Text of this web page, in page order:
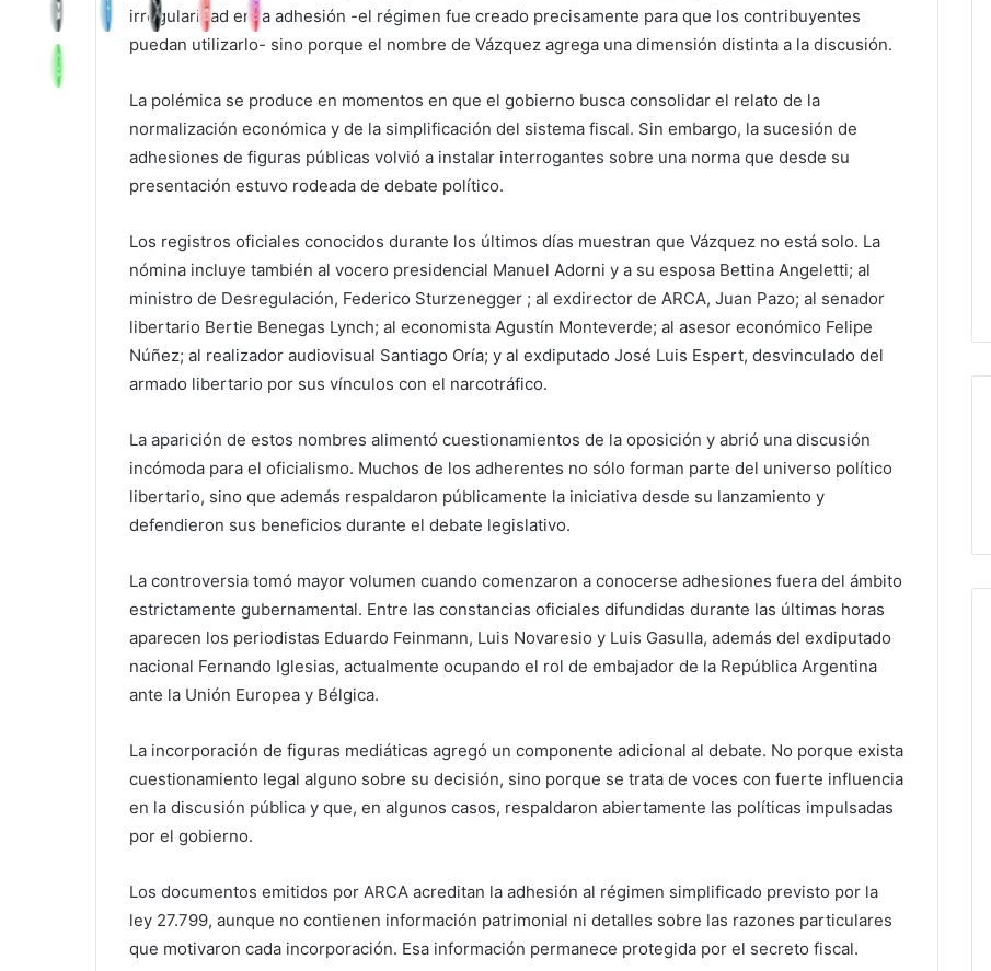
irregularidad en la adhesión -el régimen fue creado precisamente para que los contribuyentes
puedan utilizarlo- sino porque el nombre de Vázquez agrega una dimensión distinta a la discusión.
La polémica se produce en momentos en que el gobierno busca consolidar el relato de la
normalización económica y de la simplificación del sistema fiscal. Sin embargo, la sucesión de
adhesiones de figuras públicas volvió a instalar interrogantes sobre una norma que desde su
presentación estuvo rodeada de debate político.
Los registros oficiales conocidos durante los últimos días muestran que Vázquez no está solo. La
nómina incluye también al vocero presidencial Manuel Adorni y a su esposa Bettina Angeletti; al
ministro de Desregulación, Federico Sturzenegger ; al exdirector de ARCA, Juan Pazo; al senador
libertario Bertie Benegas Lynch; al economista Agustín Monteverde; al asesor económico Felipe
Núñez; al realizador audiovisual Santiago Oría; y al exdiputado José Luis Espert, desvinculado del
armado libertario por sus vínculos con el narcotráfico.
La aparición de estos nombres alimentó cuestionamientos de la oposición y abrió una discusión
incómoda para el oficialismo. Muchos de los adherentes no sólo forman parte del universo político
libertario, sino que además respaldaron públicamente la iniciativa desde su lanzamiento y
defendieron sus beneficios durante el debate legislativo.
La controversia tomó mayor volumen cuando comenzaron a conocerse adhesiones fuera del ámbito
estrictamente gubernamental. Entre las constancias oficiales difundidas durante las últimas horas
aparecen los periodistas Eduardo Feinmann, Luis Novaresio y Luis Gasulla, además del exdiputado
nacional Fernando Iglesias, actualmente ocupando el rol de embajador de la República Argentina
ante la Unión Europea y Bélgica.
La incorporación de figuras mediáticas agregó un componente adicional al debate. No porque exista
cuestionamiento legal alguno sobre su decisión, sino porque se trata de voces con fuerte influencia
en la discusión pública y que, en algunos casos, respaldaron abiertamente las políticas impulsadas
por el gobierno.
Los documentos emitidos por ARCA acreditan la adhesión al régimen simplificado previsto por la
ley 27.799, aunque no contienen información patrimonial ni detalles sobre las razones particulares
que motivaron cada incorporación. Esa información permanece protegida por el secreto fiscal.